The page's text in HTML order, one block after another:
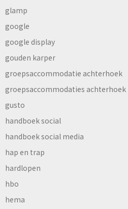
glamp
google
google display
gouden karper
groepsaccommodatie achterhoek
groepsaccommodaties achterhoek
gusto
handboek social
handboek social media
hap en trap
hardlopen
hbo
hema